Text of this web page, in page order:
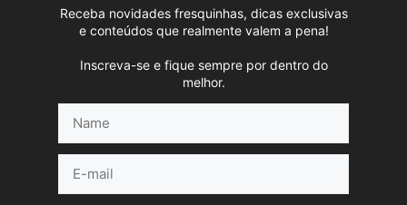
Receba novidades fresquinhas, dicas exclusivas
e conteúdos que realmente valem a pena!
Inscreva-se e fique sempre por dentro do
melhor.
mail